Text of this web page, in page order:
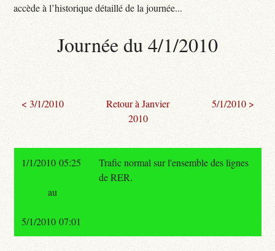
accède à l’historique détaillé de la journée...
Journée du 4/1/2010
< 3/1/2010
Retour à Janvier
2010
5/1/2010 >
1/1/2010 05:25
Trafic normal sur l'ensemble des lignes
de RER.
au
5/1/2010 07:01